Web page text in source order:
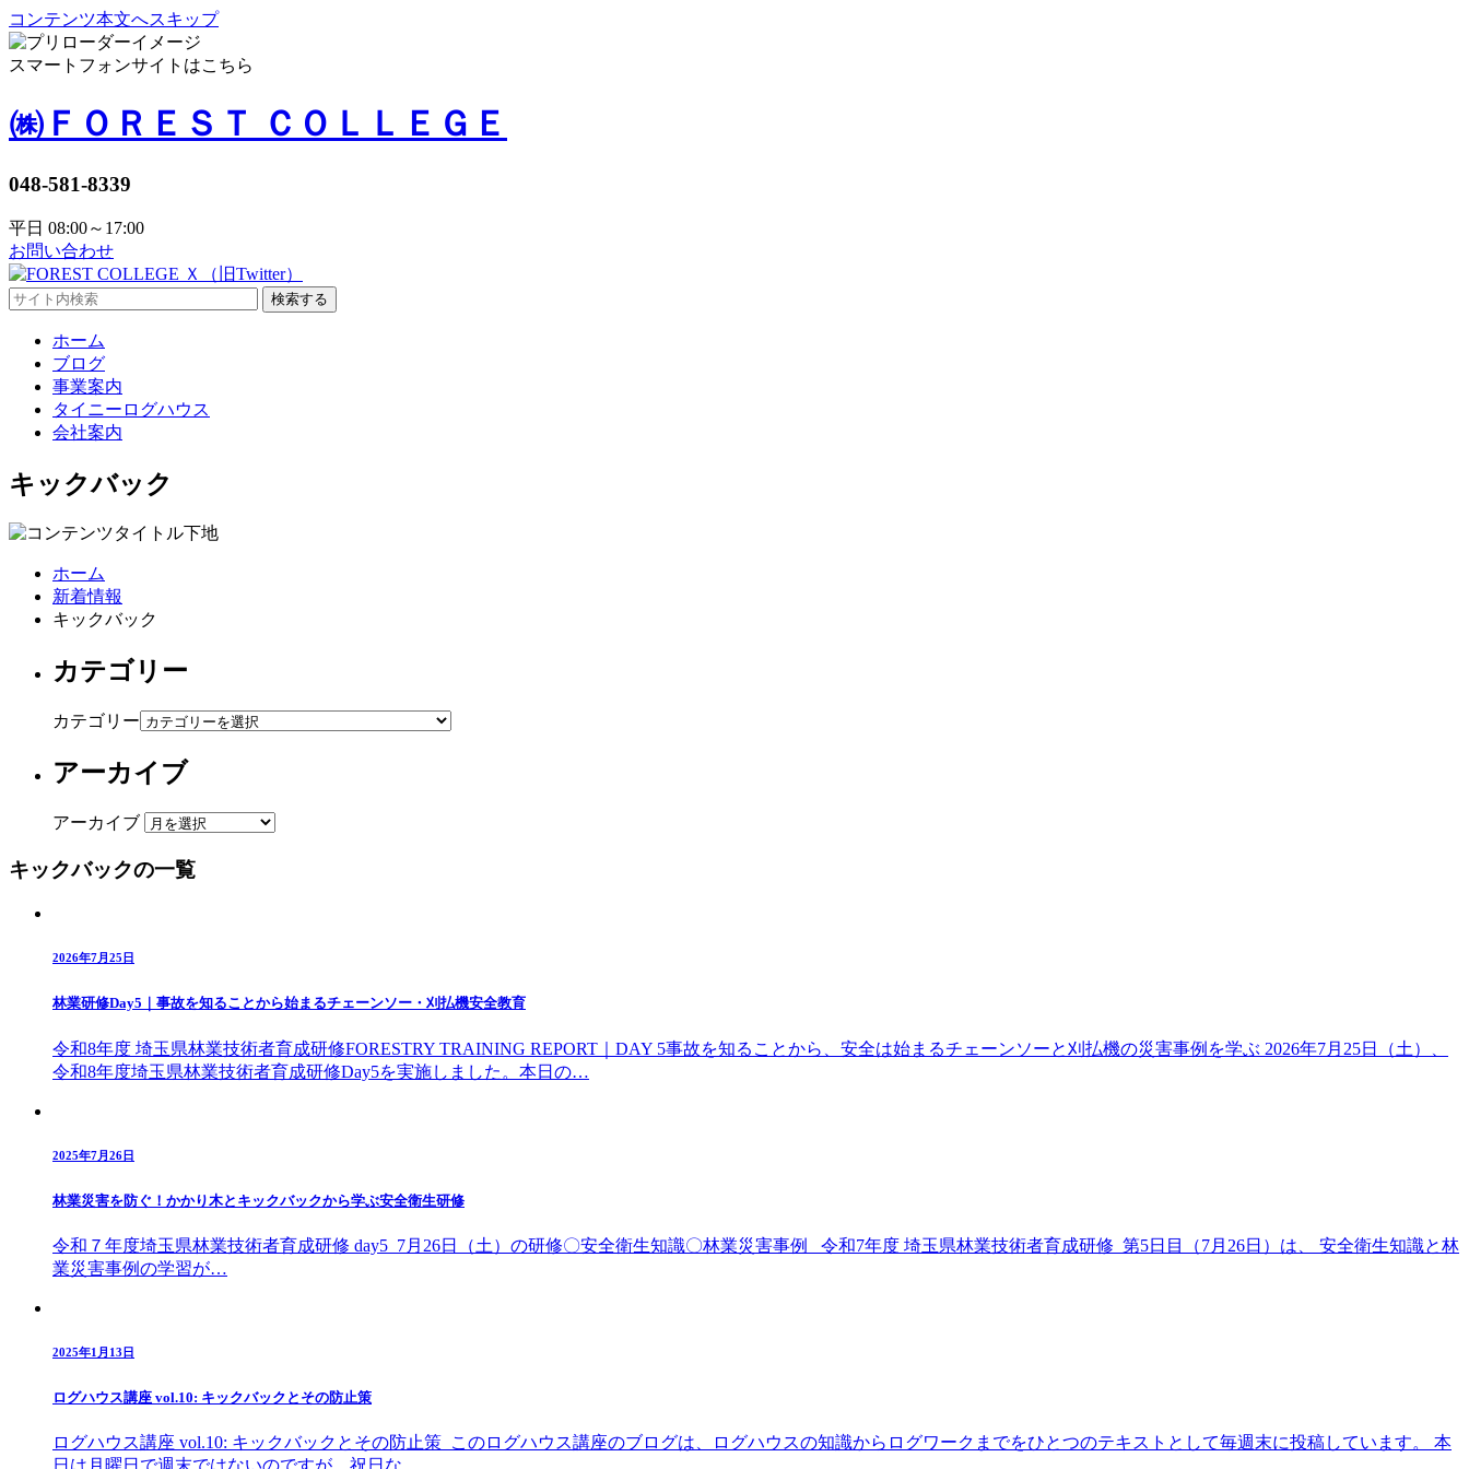
コンテンツ本文へスキップ
スマートフォンサイトはこちら
㈱ＦＯＲＥＳＴ ＣＯＬＬＥＧＥ
048-581-8339
平日 08:00～17:00
お問い合わせ
検索する
ホーム
ブログ
事業案内
タイニーログハウス
会社案内
キックバック
ホーム
新着情報
キックバック
カテゴリー
カテゴリー
アーカイブ
アーカイブ
キックバックの一覧
2026年7月25日
林業研修Day5｜事故を知ることから始まるチェーンソー・刈払機安全教育
令和8年度 埼玉県林業技術者育成研修FORESTRY TRAINING REPORT｜DAY 5事故を知ることから、安全は始まるチェーンソーと刈払機の災害事例を学ぶ 2026年7月25日（土）、
令和8年度埼玉県林業技術者育成研修Day5を実施しました。本日の…
2025年7月26日
林業災害を防ぐ！かかり木とキックバックから学ぶ安全衛生研修
令和７年度埼玉県林業技術者育成研修 day5 7月26日（土）の研修〇安全衛生知識〇林業災害事例 令和7年度 埼玉県林業技術者育成研修 第5日目（7月26日）は、 安全衛生知識と林
業災害事例の学習が…
2025年1月13日
ログハウス講座 vol.10: キックバックとその防止策
ログハウス講座 vol.10: キックバックとその防止策 このログハウス講座のブログは、ログハウスの知識からログワークまでをひとつのテキストとして毎週末に投稿しています。 本
日は月曜日で週末ではないのですが、祝日な…